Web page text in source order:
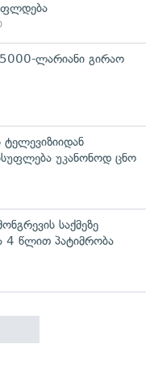
ლარიანი გირაო
უკანონოდ ცნო
საქმეზე
4 წლით პატიმრობა